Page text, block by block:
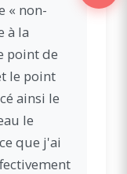
« non-
à la
point de
le point
ainsi le
le
que j'ai